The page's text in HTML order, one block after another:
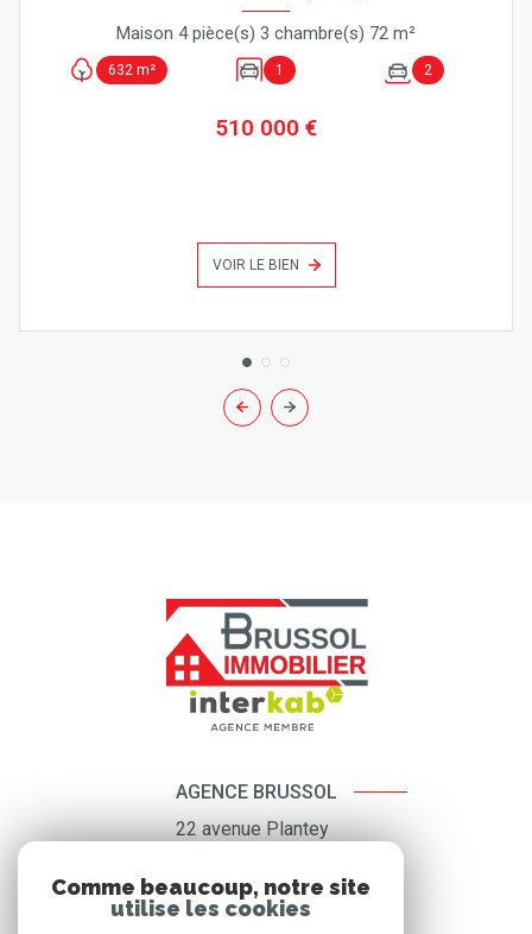
Maison 4 pièce(s) 3 chambre(s) 72 m²
632 m² 1 2
510 000 €
VOIR LE BIEN
AGENCE BRUSSOL
22 avenue Plantey
05 56 03 15 52
Comme beaucoup, notre site
utilise les cookies